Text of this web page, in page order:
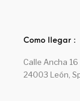
Como llegar :
Calle Ancha 16
24003 León,